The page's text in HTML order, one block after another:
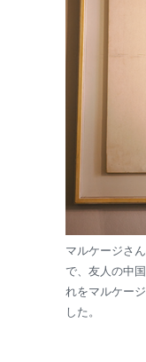
マルケージさ
で、友人の中
れをマルケー
した。